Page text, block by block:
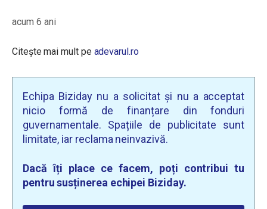
acum 6 ani
Citește mai mult pe adevarul.ro
Echipa Biziday nu a solicitat și nu a acceptat
nicio formă de finanțare din fonduri
guvernamentale. Spațiile de publicitate sunt
limitate, iar reclama neinvazivă.
Dacă îți place ce facem, poți contribui tu
pentru susținerea echipei Biziday.